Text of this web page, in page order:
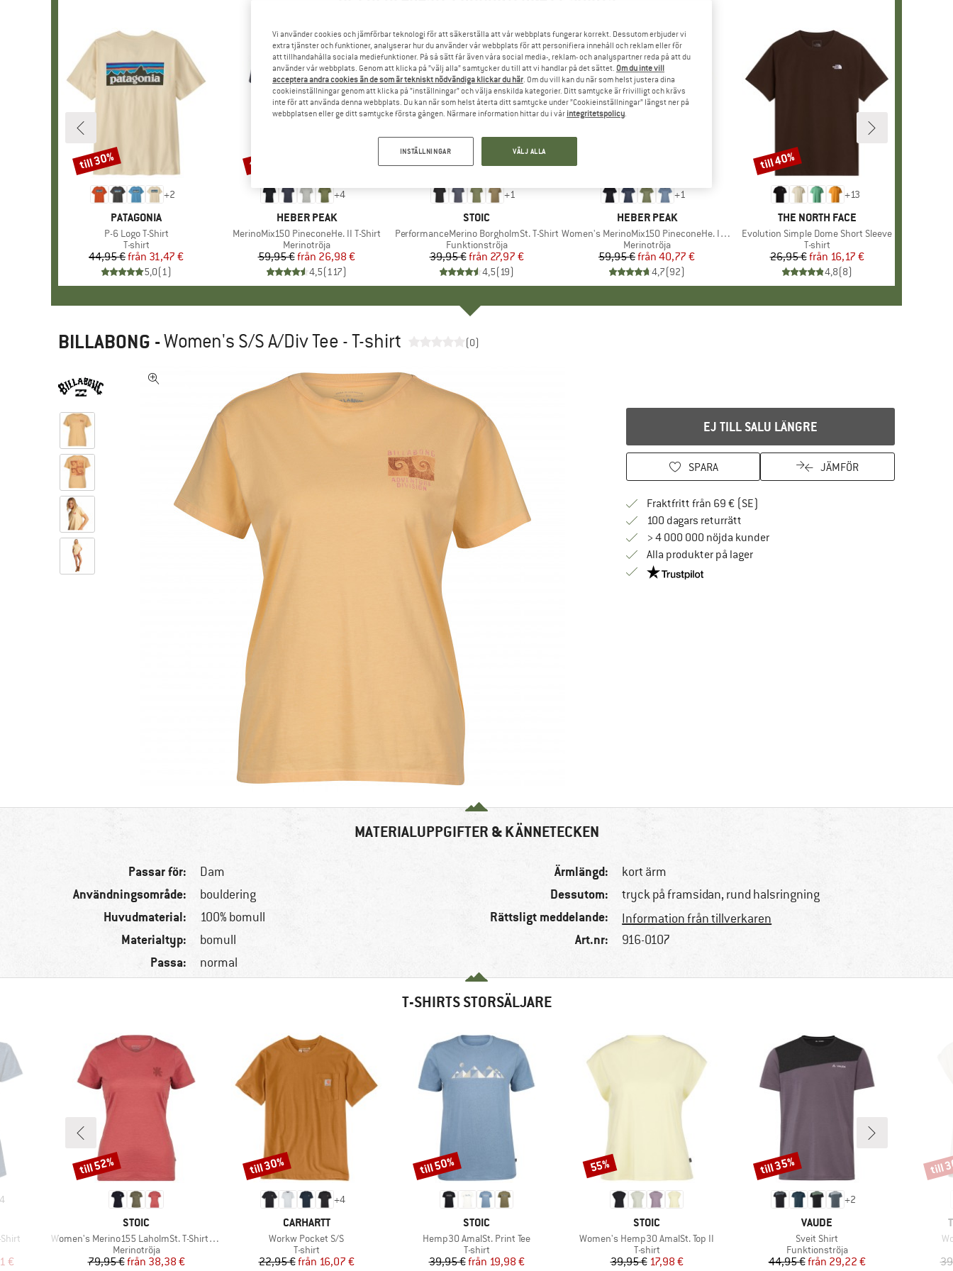
+2
VARUMÄRKE
PATAGONIA
Produkter
P-6 Logo T-Shirt
Produktgrupp
T-shirt
Pris
44,95 € Reducerat pris
från 31,47 €
5,0(1)
Rabatt
till 30%
+4
VARUMÄRKE
HEBER PEAK
Produkter
MerinoMix150 PineconeHe. II T-Shirt
Produktgrupp
Merinotröja
Pris
59,95 € Reducerat pris
från 26,98 €
4,5(117)
Rabatt
till 55%
+1
VARUMÄRKE
STOIC
Produkter
PerformanceMerino BorgholmSt. T-Shirt
Produktgrupp
Funktionströja
Pris
39,95 € Reducerat pris
från 27,97 €
4,5(19)
till 30%
+1
VARUMÄRKE
HEBER PEAK
Produkter
Women's MerinoMix150 PineconeHe. II T-Shirt
Produktgrupp
Merinotröja
Pris
59,95 € Reducerat pris
från 40,77 €
4,7(92)
+13
VARUMÄRKE
THE NORTH FACE
Produkter
Evolution Simple Dome Short Sleeve
Produktgrupp
T-shirt
Pris
26,95 € Reducerat pris
från 16,17 €
4,8(8)
Rabatt
till 40%
BILLABONG -Women's S/S A/Div Tee - T-shirt (0)
EJ TILL SALU LÄNGRE
SPARA JÄMFÖR
Fraktfritt från 69 € (SE)
100 dagars returrättGå till returpolicyn här Öppnas i en inforuta
> 4 000 000 nöjda kunder
Alla produkter på lager
Trust Pilot-garanti - hitta all information här!
MATERIALUPPGIFTER & KÄNNETECKEN
Passar för: Dam
Användningsområde: bouldering
Huvudmaterial: 100% bomull
Materialtyp: bomull
Passa: normal
Ärmlängd: kort ärm
Dessutom: tryck på framsidan, rund halsringning
Rättsligt meddelande: Information från tillverkaren
Art.nr: 916-0107
T-SHIRTS STORSÄLJARE
4
pris
€
VARUMÄRKE
STOIC
Produkter
Women's Merino155 LaholmSt. T-Shirt Daisy Flower
Produktgrupp
Merinotröja
Pris
79,95 € Reducerat pris
från 38,38 €
Rabatt
till 52%
+4
VARUMÄRKE
CARHARTT
Produkter
Workw Pocket S/S
Produktgrupp
T-shirt
Pris
22,95 € Reducerat pris
från 16,07 €
Rabatt
till 30%
VARUMÄRKE
STOIC
Produkter
Hemp30 AmalSt. Print Tee
Produktgrupp
T-shirt
Pris
39,95 € Reducerat pris
från 19,98 €
Rabatt
till 50%
VARUMÄRKE
STOIC
Produkter
Women's Hemp30 AmalSt. Top II
Produktgrupp
T-shirt
Pris
39,95 €Reducerat pris
17,98 €
Rabatt
55%
+2
VARUMÄRKE
VAUDE
Produkter
Sveit Shirt
Produktgrupp
Funktionströja
Pris
44,95 € Reducerat pris
från 29,22 €
Rabatt
till 35% till
Vi använder cookies och jämförbar teknologi för att säkerställa att vår webbplats fungerar korrekt. Dessutom erbjuder vi
extra tjänster och funktioner, analyserar hur du använder vår webbplats för att personifiera innehåll och reklam eller för
att tillhandahålla sociala mediefunktioner. På så sätt får även våra social media-, reklam- och analyspartner reda på att du
använder vår webbplats. Genom att klicka på ”välj alla” samtycker du till att vi handlar på det sättet. Om du inte vill
acceptera andra cookies än de som är tekniskt nödvändiga klickar du här. Om du vill kan du när som helst justera dina
cookieinställningar genom att klicka på ”inställningar” och välja enskilda kategorier. Ditt samtycke är frivilligt och krävs
inte för att använda denna webbplats. Du kan när som helst återta ditt samtycke under ”Cookieinställningar” längst ner på
webbplatsen eller ge ditt samtycke första gången. Närmare information hittar du i vår integritetspolicy.
INSTÄLLNINGAR VÄLJ ALLA